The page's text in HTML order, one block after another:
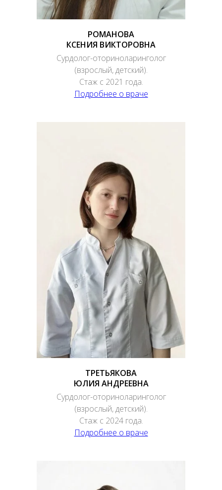
РОМАНОВА
КСЕНИЯ ВИКТОРОВНА
Сурдолог-оториноларинголог
(взрослый, детский).
Стаж с 2021 года.
Подробнее о враче
ТРЕТЬЯКОВА
ЮЛИЯ АНДРЕЕВНА
Сурдолог-оториноларинголог
(взрослый, детский).
Стаж с 2024 года.
Подробнее о враче